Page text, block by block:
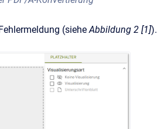
(sieheAbbildung 2 [1]).